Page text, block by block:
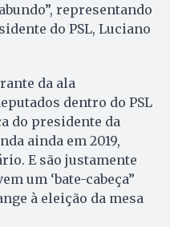
representando
do PSL, Luciano
da ala
dentro do PSL
do presidente da
ainda em 2019,
E são justamente
um ‘bate-cabeça”
à eleição da mesa